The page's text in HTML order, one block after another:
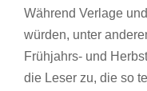
Während Verlage
würden, unter
Frühjahrs- und
die Leser zu, die so